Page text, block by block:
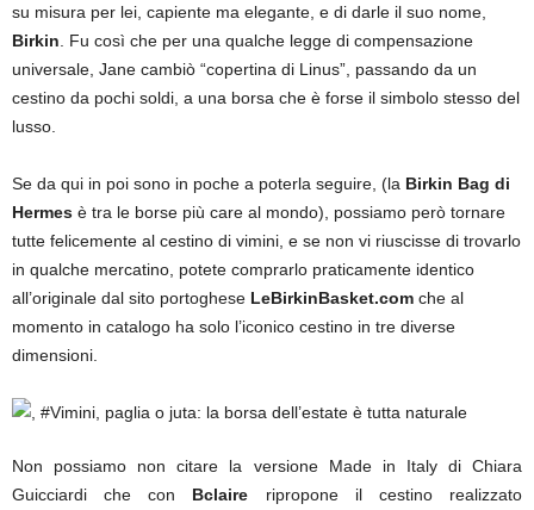
su misura per lei, capiente ma elegante, e di darle il suo nome,
Birkin . Fu così che per una qualche legge di compensazione
universale, Jane cambiò “copertina di Linus”, passando da un
cestino da pochi soldi, a una borsa che è forse il simbolo stesso del
lusso.
Se da qui in poi sono in poche a poterla seguire, (la Birkin Bag di
Hermes è tra le borse più care al mondo), possiamo però tornare
tutte felicemente al cestino di vimini, e se non vi riuscisse di trovarlo
in qualche mercatino, potete comprarlo praticamente identico
all’originale dal sito portoghese LeBirkinBasket.com che al
momento in catalogo ha solo l’iconico cestino in tre diverse
dimensioni.
Non possiamo non citare la versione Made in Italy di Chiara
Guicciardi che con Bclaire ripropone il cestino realizzato